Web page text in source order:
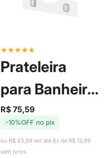
★★★★★
Prateleira
para Banheiro
Eleve Bege -
Ou
Preço
de
R$ 75,59
Preço
regular
-10%OFF no pix
ou R$ 83,99 em até 6x de R$ 13,99
sem juros